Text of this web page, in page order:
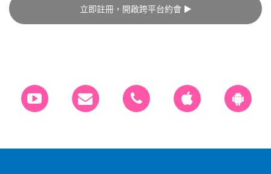
立即註冊，開啟跨平台約會